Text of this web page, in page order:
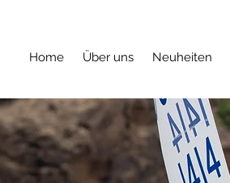
Home Über uns Neuheiten